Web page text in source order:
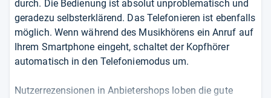
durch. Die Bedienung ist absolut unproblematisch und
geradezu selbsterklärend. Das Telefonieren ist ebenfalls
möglich. Wenn während des Musikhörens ein Anruf auf
Ihrem Smartphone eingeht, schaltet der Kopfhörer
automatisch in den Telefoniemodus um.
Nutzerrezensionen in Anbietershops loben die gute